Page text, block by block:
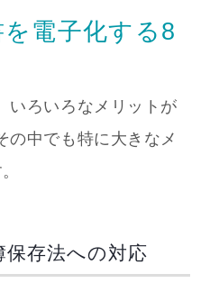
電子化する8
いろいろなメリットが
の中でも特に大きなメ
保存法への対応